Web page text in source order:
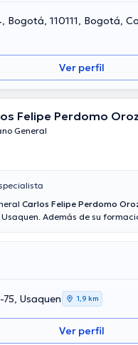
en innumerables
continua en su campo de
comunicados. Español
Dra.
Bogotá, 110111, Bogotá,
Ver perfil
Felipe Perdomo
General
Carlos Felipe Perdomo
Además de su
profesional de la salud cuenta
miembro de diversas
Orozco ha formado
la meta de tener una
y ha anunciado
principal usados por el
75, Usaquen 1,9 km
Ver perfil